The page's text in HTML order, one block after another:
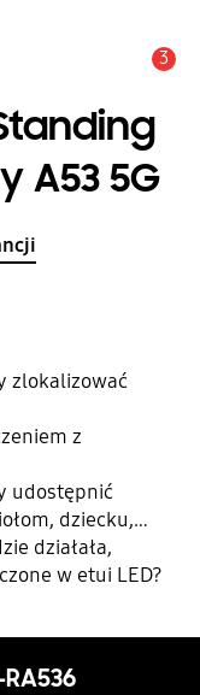
3
A53 5G
zlokalizować
z
udostępnić
dziecku,
działała,
w etui LED?
RA536